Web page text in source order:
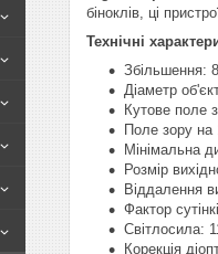
біноклів, ці
Технічні
Збільшення:
Діаметр
Кутове поле
Поле зору
Мінімальна
Розмір
Віддалення
Фактор
Світлосила:
Корекція